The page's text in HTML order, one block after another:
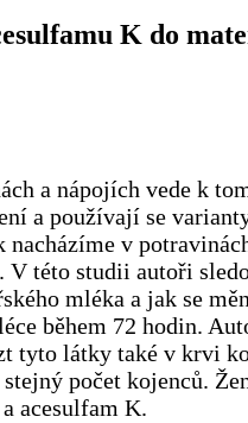
K do
a nápojích vede k
a používají se
v
V této studii autoři
mléka a jak se
během 72 hodin.
tyto látky také v krvi
počet kojenců.
acesulfam K.